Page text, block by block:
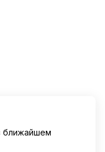
ближайшем